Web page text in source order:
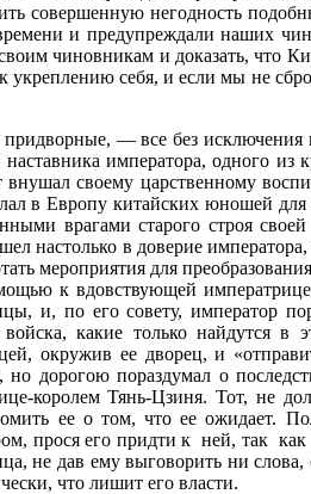
совершенную негодность
и предупреждали наших
чиновникам и доказать, что
себя, и если мы не
— все без исключения
императора, одного
своему царственному
в Европу китайских юношей
врагами старого строя
настолько в доверие
мероприятия для
к вдовствующей императрице,
и, по его совету, император
какие только найдутся
окружив ее дворец, и
дорогою пораздумал о
королем Тянь-Цзиня. Тот, не
ее о том, что ее ожидает.
прося его придти к ней, так
не дав ему выговорить ни
что лишит его власти.